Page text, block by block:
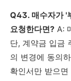
Q43. 매수자가 '
요청한다면? A:
단, 계약금 입금
의 변경에 동의
확인서만 받으면